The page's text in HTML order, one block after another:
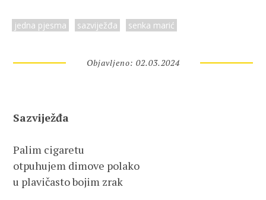
jedna pjesma sazviježđa senka marić
Objavljeno: 02.03.2024
Sazviježđa
Palim cigaretu
otpuhujem dimove polako
u plavičasto bojim zrak